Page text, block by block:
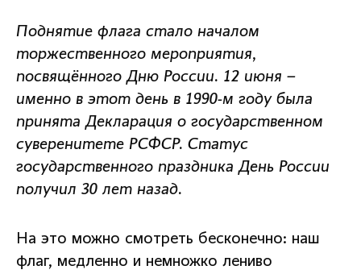
Поднятие флага стало началом
торжественного мероприятия,
посвящённого Дню России. 12 июня –
именно в этот день в 1990-м году была
принята Декларация о государственном
суверенитете РСФСР. Статус
государственного праздника День России
получил 30 лет назад.
На это можно смотреть бесконечно: наш
флаг, медленно и немножко лениво